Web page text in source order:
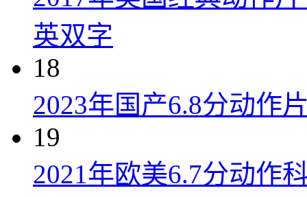
英双字
18
2023年国产6.8分动作
19
2021年欧美6.7分动作